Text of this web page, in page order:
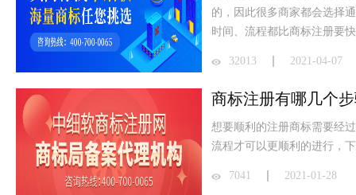
的，因此很多商家都会选择
时间、流程都比商标注册要
32013 2021-04-07
商标注册有哪几个
想要顺利的注册商标需要经
流程才可以更顺利的进行，
7041 2021-01-28